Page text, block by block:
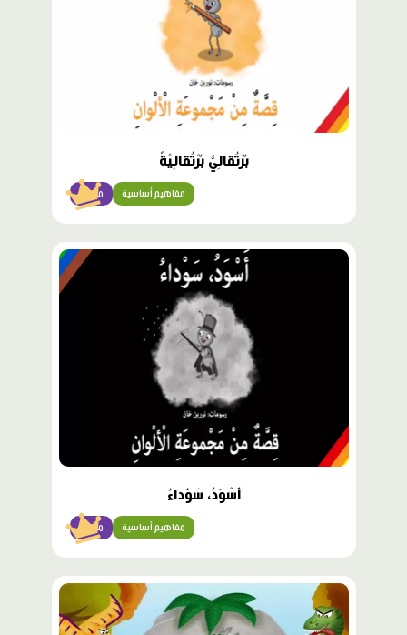
بُرْتُقالِيٌّ بُرْتُقالِيَّةٌ
مبتدئ مفاهيم أساسية
محتوى
أَسْوَدُ، سَوْداءُ
مبتدئ مفاهيم أساسية